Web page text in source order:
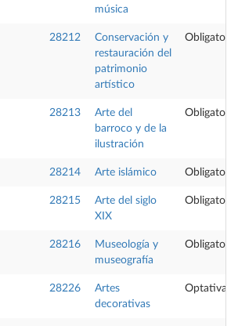
música
28212
Conservación y
restauración del
patrimonio
artístico
Obligatoria
28213
Arte del
barroco y de la
ilustración
Obligatoria
28214 Arte islámico Obligatoria
28215
Arte del siglo
XIX
Obligatoria
28216
Museología y
museografía
Obligatoria
28226
Artes
decorativas
Optativa